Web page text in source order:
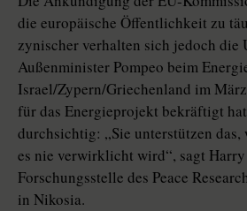
die europäische Öffentlichkeit zu
zynischer verhalten sich jedoch die
Außenminister Pompeo beim
Israel/Zypern/Griechenland im
für das Energieprojekt bekräftigt
durchsichtig: „Sie unterstützen das,
es nie verwirklicht wird“, sagt
Forschungsstelle des Peace
in Nikosia.